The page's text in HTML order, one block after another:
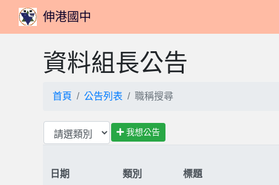
伸港國中
資料組長公告
首頁 公告列表 職稱搜尋
我想公告
日期 類別 標題